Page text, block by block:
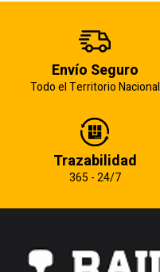
Envío Seguro
Todo el Territorio Nacional
Trazabilidad
365 - 24/7